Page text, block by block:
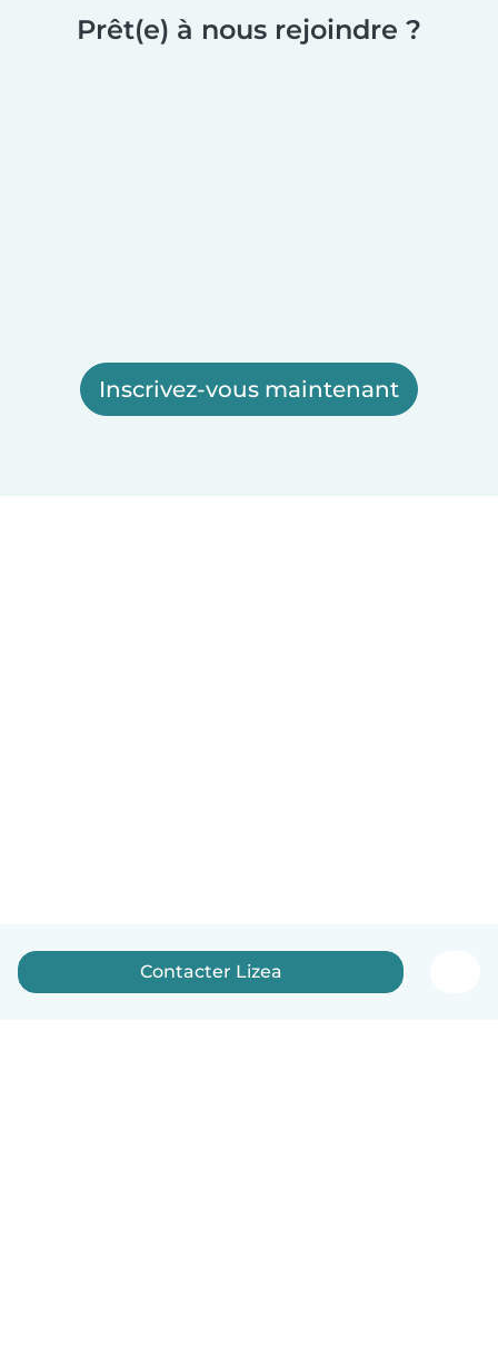
Prêt(e) à nous rejoindre ?
Inscrivez-vous maintenant
Contacter Lizea